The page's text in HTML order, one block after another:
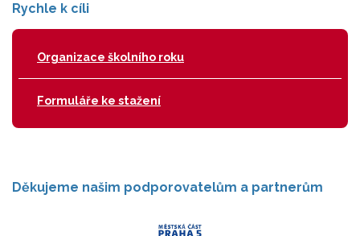
Rychle k cíli
Organizace školního roku
Formuláře ke stažení
Děkujeme našim podporovatelům a partnerům